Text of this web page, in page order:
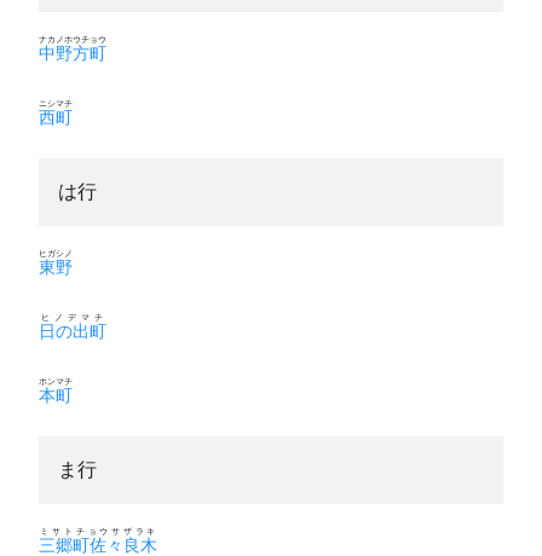
中野方町
ナカノホウチョウ
西町
ニシマチ
は行
東野
ヒガシノ
日の出町
ヒノデマチ
本町
ホンマチ
ま行
三郷町佐々良木
ミサトチョウサザラキ